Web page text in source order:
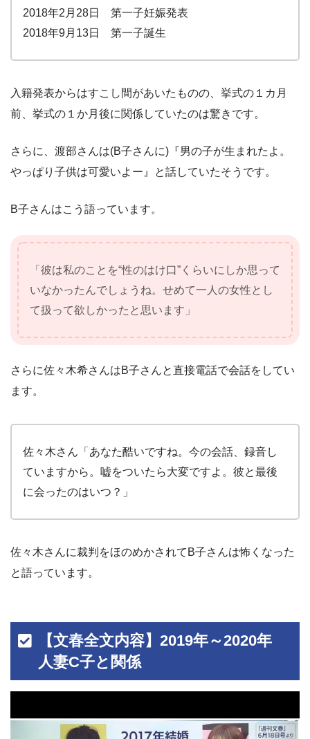
2018年2月28日 第一子妊娠発表
2018年9月13日 第一子誕生
入籍発表からはすこし間があいたものの、挙式の１カ月
前、挙式の１か月後に関係していたのは驚きです。
さらに、渡部さんは(B子さんに)『男の子が生まれたよ。
やっぱり子供は可愛いよー』と話していたそうです。
B子さんはこう語っています。
「彼は私のことを“性のはけ口”くらいにしか思って
いなかったんでしょうね。せめて一人の女性とし
て扱って欲しかったと思います」
さらに佐々木希さんはB子さんと直接電話で会話をしてい
ます。
佐々木さん「あなた酷いですね。今の会話、録音し
ていますから。嘘をついたら大変ですよ。彼と最後
に会ったのはいつ？」
佐々木さんに裁判をほのめかされてB子さんは怖くなった
と語っています。
【文春全文内容】2019年～2020年
人妻C子と関係